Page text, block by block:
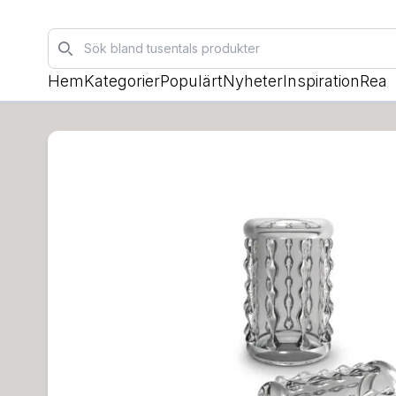
Sök
HemKategorierPopulärtNyheterInspirationRea